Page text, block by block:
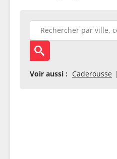
Voir aussi : Caderousse